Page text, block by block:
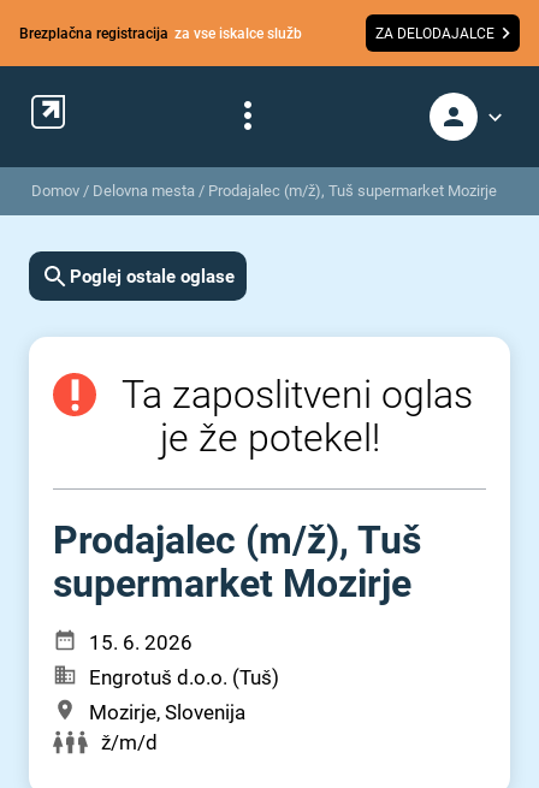
Brezplačna registracija za vse iskalce služb ZA DELODAJALCE
Domov / Delovna mesta / Prodajalec (m/ž), Tuš supermarket Mozirje
Poglej ostale oglase
Ta zaposlitveni oglas
je že potekel!
Prodajalec (m⁠/⁠ž), Tuš
supermarket Mozirje
15. 6. 2026
Engrotuš d.o.o. (Tuš)
Mozirje, Slovenija
ž/m/d